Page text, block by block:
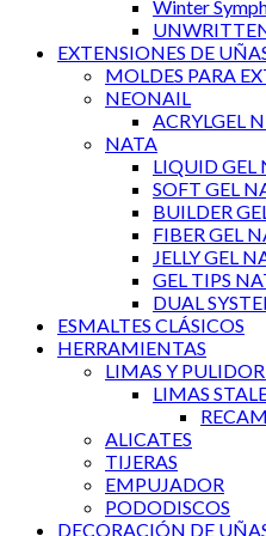
Winter
EXTENSIONES DE
MOLDES PARA
NEONAIL
ACRYLGEL
NATA
LIQUID GEL
SOFT GEL
BUILDER
FIBER GEL
JELLY GEL
GEL TIPS
DUAL
ESMALTES CLÁSICOS
HERRAMIENTAS
LIMAS Y
LIMAS
ALICATES
TIJERAS
EMPUJADOR
PODODISCOS
DECORACIÓN DE